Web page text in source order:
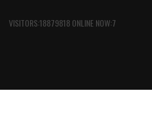
VISITORS:18879818 ONLINE NOW:7